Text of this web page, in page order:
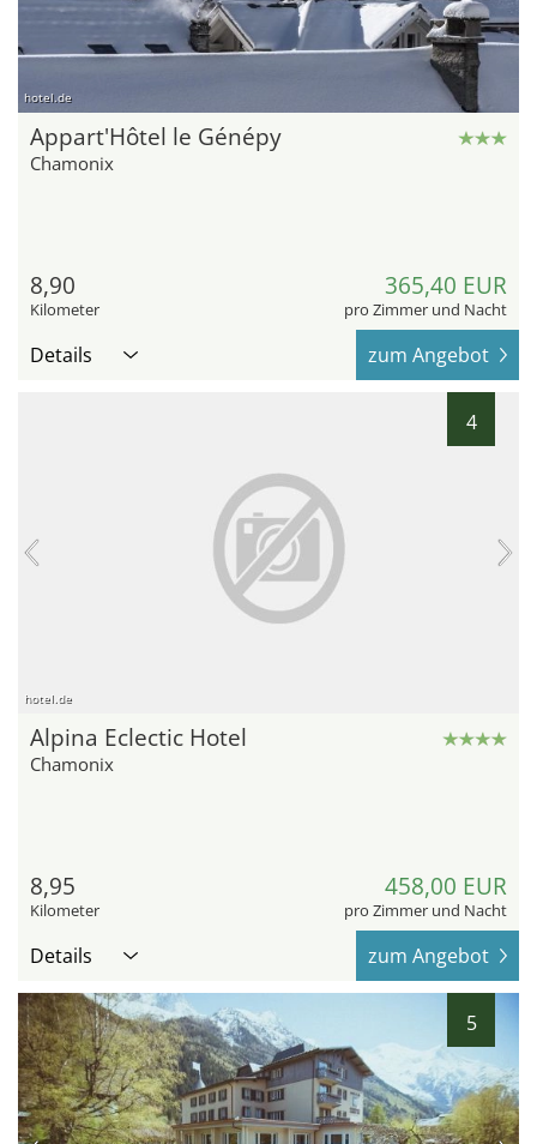
hotel.de
Appart'Hôtel le Génépy
Chamonix
8,90
Kilometer
365,40 EUR
pro Zimmer und Nacht
Details zum Angebot
4
hotel.de
Alpina Eclectic Hotel
Chamonix
8,95
Kilometer
458,00 EUR
pro Zimmer und Nacht
Details zum Angebot
5